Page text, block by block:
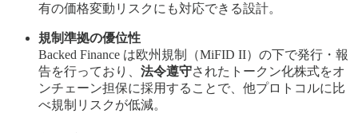
有の価格変動リスクにも対応できる設計。
規制準拠の優位性
Backed Finance は欧州規制（MiFID II）の下で発行・報
告を行っており、 法令遵守されたトークン化株式をオ
ンチェーン担保に採用することで、他プロトコルに比
べ規制リスクが低減。